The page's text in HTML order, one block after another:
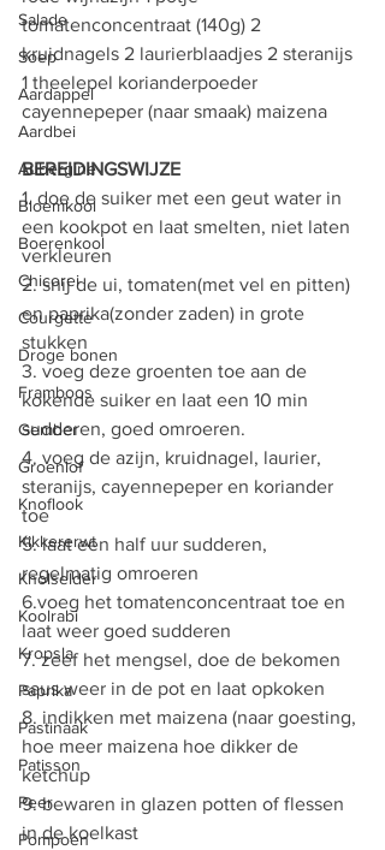
Salade
Soep
Aardappel
Aardbei
Aubergine
Bloemkool
Boerenkool
Chicorei
Courgette
Droge bonen
Framboos
Gember
Groenlof
Knoflook
Kikkererwt
Knolselder
Koolrabi
Kropsla
Paprika
Pastinaak
Patisson
Peer
Pompoen
tomatenconcentraat (140g) 2
kruidnagels 2 laurierblaadjes 2 steranijs
1 theelepel korianderpoeder
cayennepeper (naar smaak) maizena
BEREIDINGSWIJZE
1. doe de suiker met een geut water in
een kookpot en laat smelten, niet laten
verkleuren
2. snij de ui, tomaten(met vel en pitten)
en paprika(zonder zaden) in grote
stukken
3. voeg deze groenten toe aan de
kokende suiker en laat een 10 min
sudderen, goed omroeren.
4. voeg de azijn, kruidnagel, laurier,
steranijs, cayennepeper en koriander
toe
5. laat een half uur sudderen,
regelmatig omroeren
6.voeg het tomatenconcentraat toe en
laat weer goed sudderen
7. zeef het mengsel, doe de bekomen
saus weer in de pot en laat opkoken
8. indikken met maizena (naar goesting,
hoe meer maizena hoe dikker de
ketchup
9. bewaren in glazen potten of flessen
in de koelkast